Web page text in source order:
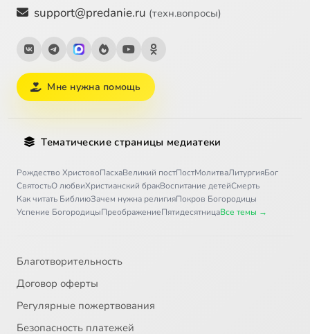
support@predanie.ru (техн.вопросы)
Мне нужна помощь
Тематические страницы медиатеки
Рождество ХристовоПасхаВеликий постПостМолитваЛитургияБог
СвятостьО любвиХристианский бракВоспитание детейСмерть
Как читать БиблиюЗачем нужна религияПокров Богородицы
Успение БогородицыПреображениеПятидесятницаВсе темы →
Благотворительность
Договор оферты
Регулярные пожертвования
Безопасность платежей